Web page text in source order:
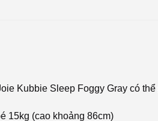
Kubbie Sleep Foggy Gray có thể
15kg (cao khoảng 86cm)